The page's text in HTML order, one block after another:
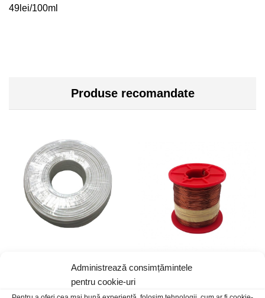
Administrează consimțămintele
pentru cookie-uri
49lei/100ml
Produse recomandate
Cablu alarma 8×0.5 solid
Sarma bobinaj 0.71mm